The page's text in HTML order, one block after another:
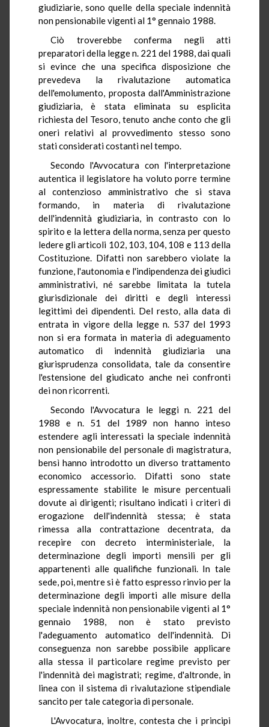
giudiziarie, sono quelle della speciale indennità
non pensionabile vigenti al 1° gennaio 1988.
Ciò troverebbe conferma negli atti
preparatori della legge n. 221 del 1988, dai quali
si evince che una specifica disposizione che
prevedeva la rivalutazione automatica
dell'emolumento, proposta dall'Amministrazione
giudiziaria, è stata eliminata su esplicita
richiesta del Tesoro, tenuto anche conto che gli
oneri relativi al provvedimento stesso sono
stati considerati costanti nel tempo.
Secondo l'Avvocatura con l'interpretazione
autentica il legislatore ha voluto porre termine
al contenzioso amministrativo che si stava
formando, in materia di rivalutazione
dell'indennità giudiziaria, in contrasto con lo
spirito e la lettera della norma, senza per questo
ledere gli articoli 102, 103, 104, 108 e 113 della
Costituzione. Difatti non sarebbero violate la
funzione, l'autonomia e l'indipendenza dei giudici
amministrativi, né sarebbe limitata la tutela
giurisdizionale dei diritti e degli interessi
legittimi dei dipendenti. Del resto, alla data di
entrata in vigore della legge n. 537 del 1993
non si era formata in materia di adeguamento
automatico di indennità giudiziaria una
giurisprudenza consolidata, tale da consentire
l'estensione del giudicato anche nei confronti
dei non ricorrenti.
Secondo l'Avvocatura le leggi n. 221 del
1988 e n. 51 del 1989 non hanno inteso
estendere agli interessati la speciale indennità
non pensionabile del personale di magistratura,
bensì hanno introdotto un diverso trattamento
economico accessorio. Difatti sono state
espressamente stabilite le misure percentuali
dovute ai dirigenti; risultano indicati i criteri di
erogazione dell'indennità stessa; è stata
rimessa alla contrattazione decentrata, da
recepire con decreto interministeriale, la
determinazione degli importi mensili per gli
appartenenti alle qualifiche funzionali. In tale
sede, poi, mentre si è fatto espresso rinvio per la
determinazione degli importi alle misure della
speciale indennità non pensionabile vigenti al 1°
gennaio 1988, non è stato previsto
l'adeguamento automatico dell'indennità. Di
conseguenza non sarebbe possibile applicare
alla stessa il particolare regime previsto per
l'indennità dei magistrati; regime, d'altronde, in
linea con il sistema di rivalutazione stipendiale
sancito per tale categoria di personale.
L'Avvocatura, inoltre, contesta che i principi